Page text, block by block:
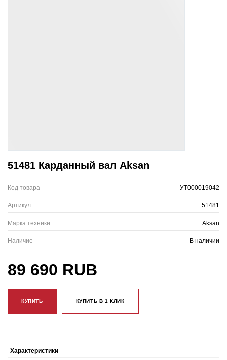
51481 Карданный вал Aksan
Код товара УТ000019042
Артикул 51481
Марка техники Aksan
Наличие В наличии
89 690 RUB
КУПИТЬ КУПИТЬ В 1 КЛИК
Характеристики